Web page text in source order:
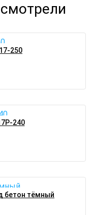
250
240
бетон тёмный